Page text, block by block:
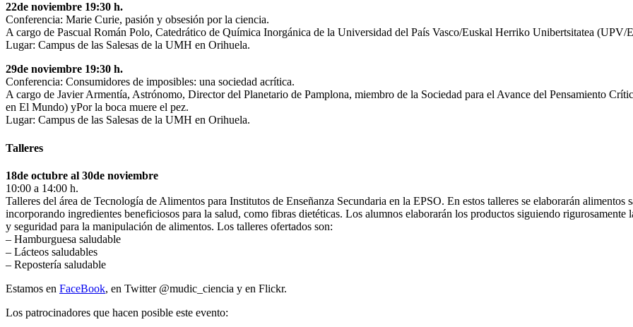
22de noviembre 19:30 h.
Conferencia: Marie Curie, pasión y obsesión por la ciencia.
A cargo de Pascual Román Polo, Catedrático de Química Inorgánica de la Universidad del País Vasco/Euskal Herriko Unibertsitatea (UPV/
Lugar: Campus de las Salesas de la UMH en Orihuela.
29de noviembre 19:30 h.
Conferencia: Consumidores de imposibles: una sociedad acrítica.
A cargo de Javier Armentía, Astrónomo, Director del Planetario de Pamplona, miembro de la Sociedad para el Avance del Pensamiento
en El Mundo) yPor la boca muere el pez.
Lugar: Campus de las Salesas de la UMH en Orihuela.
Talleres
18de octubre al 30de noviembre
10:00 a 14:00 h.
Talleres del área de Tecnología de Alimentos para Institutos de Enseñanza Secundaria en la EPSO. En estos talleres se elaborarán
incorporando ingredientes beneficiosos para la salud, como fibras dietéticas. Los alumnos elaborarán los productos siguiendo
y seguridad para la manipulación de alimentos. Los talleres ofertados son:
– Hamburguesa saludable
– Lácteos saludables
– Repostería saludable
Estamos en FaceBook, en Twitter @mudic_ciencia y en Flickr.
Los patrocinadores que hacen posible este evento: